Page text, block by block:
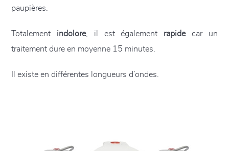
paupières.
Totalement indolore, il est également rapidecar un
traitement dure en moyenne 15 minutes.
Il existe en différentes longueurs d’ondes.